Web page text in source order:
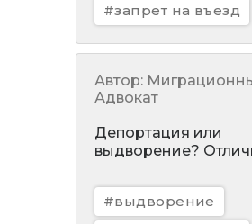
#запрет на въезд
Автор:
Адвокат
Депортация или
выдворение?
#выдворение